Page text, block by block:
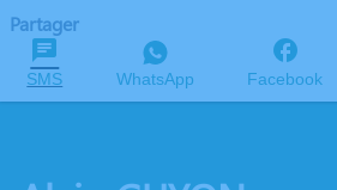
Partager
SMS WhatsApp Facebook